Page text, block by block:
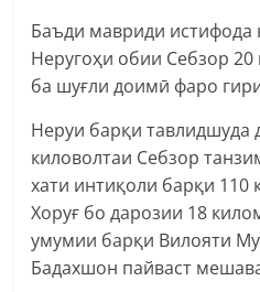
Баъди мавриди истифода
Неругоҳи обии Себзор 20
ба шуғли доимӣ фаро
Неруи барқи тавлидшуда
киловолтаи Себзор
хати интиқоли барқи
Хоруғ бо дарозии 18
умумии барқи Вилояти
Бадахшон пайваст